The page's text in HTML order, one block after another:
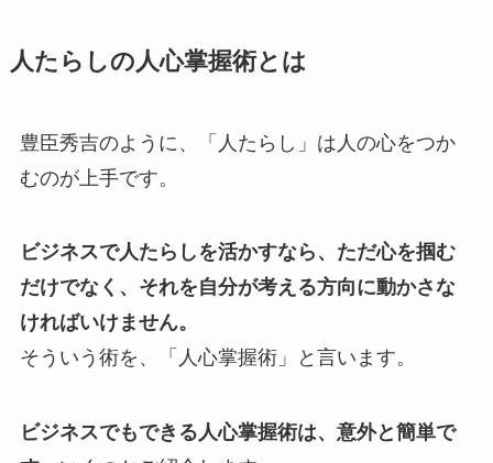
人たらしの人心掌握術とは
豊臣秀吉のように、「人たらし」は人の心をつか
むのが上手です。
ビジネスで人たらしを活かすなら、ただ心を掴む
だけでなく、それを自分が考える方向に動かさな
ければいけません。
そういう術を、「人心掌握術」と言います。
ビジネスでもできる人心掌握術は、意外と簡単で